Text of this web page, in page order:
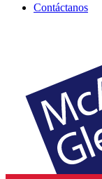
Contáctanos